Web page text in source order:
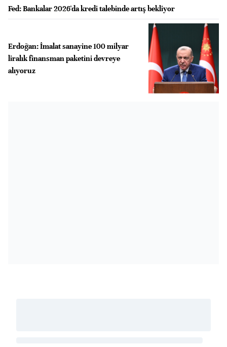
Fed: Bankalar 2026'da kredi talebinde artış bekliyor
Erdoğan: İmalat sanayine 100 milyar
liralık finansman paketini devreye
alıyoruz